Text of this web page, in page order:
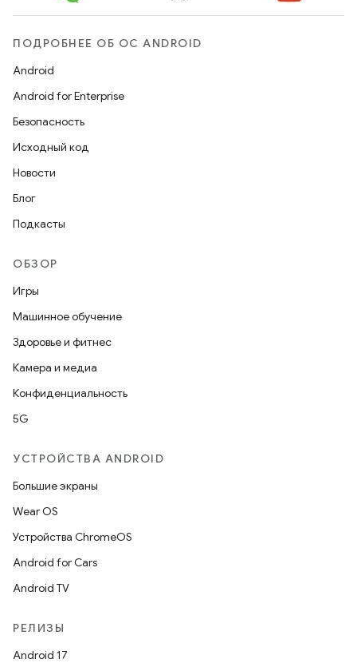
ПОДРОБНЕЕ ОБ ОС ANDROID
Android
Android for Enterprise
Безопасность
Исходный код
Новости
Блог
Подкасты
ОБЗОР
Игры
Машинное обучение
Здоровье и фитнес
Камера и медиа
Конфиденциальность
5G
УСТРОЙСТВА ANDROID
Большие экраны
Wear OS
Устройства ChromeOS
Android for Cars
Android TV
РЕЛИЗЫ
Android 17